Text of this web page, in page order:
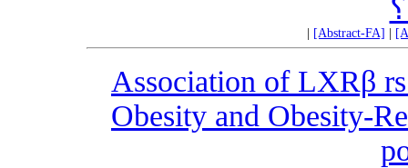
[Abstract-FA]
Association of LXRβ
Obesity and Obesity-